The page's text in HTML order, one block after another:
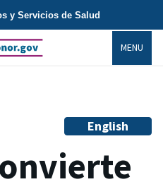
y Servicios de Salud
MENU
English